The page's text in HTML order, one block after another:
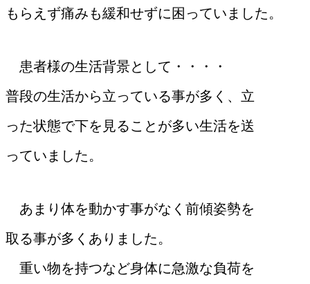
もらえず痛みも緩和せずに困っていました。
患者様の生活背景として・・・・
普段の生活から立っている事が多く、立
った状態で下を見ることが多い生活を送
っていました。
あまり体を動かす事がなく前傾姿勢を
取る事が多くありました。
重い物を持つなど身体に急激な負荷を